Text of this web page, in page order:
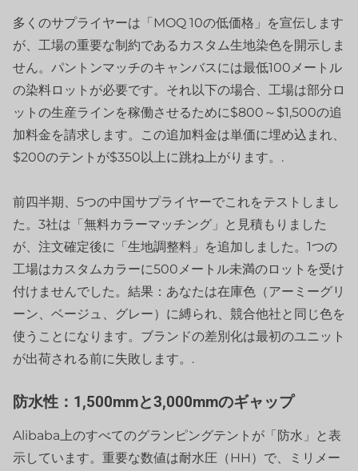
多くのサプライヤーは「MOQ 10の低価格」を宣伝します
が、工場の重要な制約であるカスタム生地染色を開示しま
せん。パントンマッチのキャンバスには最低100メートル
の染料ロットが必要です。それ以下の場合、工場は部分ロ
ットの生産ラインを稼働させるために$800～$1,500の追
加料金を請求します。この追加料金は単価に埋め込まれ、
$200のテントが$350以上に跳ね上がります。.
前四半期、5つの中国サプライヤーでこれをテストしまし
た。3社は「無料カラーマッチング」と見積もりました
が、注文確定後に「生地調整料」を追加しました。1つの
工場はカスタムカラーに500メートル未満のロットを受け
付けませんでした。結果：あなたは在庫色（アーミーグリ
ーン、ベージュ、グレー）に縛られ、競合他社と同じ色を
使うことになります。ブランドの差別化は最初のユニット
が出荷される前に失敗します。.
防水性：1,500mmと3,000mmのギャップ
Alibaba上のすべてのグランピングテントが「防水」と表
示しています。重要な数値は耐水圧（HH）で、ミリメー